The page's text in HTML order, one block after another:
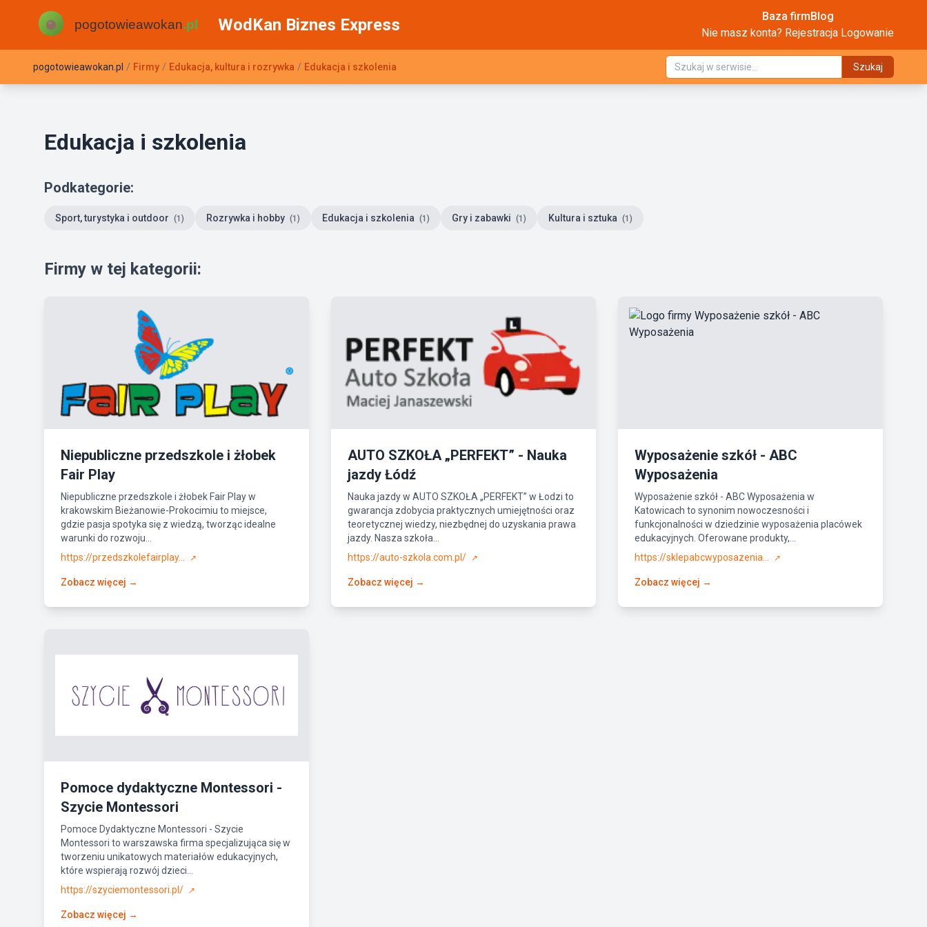
WodKan Biznes Express Baza firmBlog
Nie masz konta? Rejestracja Logowanie
pogotowieawokan.pl / Firmy / Edukacja, kultura i rozrywka / Edukacja i szkolenia Szukaj
Edukacja i szkolenia
Podkategorie:
Sport, turystyka i outdoor (1) Rozrywka i hobby (1) Edukacja i szkolenia (1) Gry i zabawki (1) Kultura i sztuka (1)
Firmy w tej kategorii:
Niepubliczne przedszkole i żłobek
Fair Play
Niepubliczne przedszkole i żłobek Fair Play w
krakowskim Bieżanowie-Prokocimiu to miejsce,
gdzie pasja spotyka się z wiedzą, tworząc idealne
warunki do rozwoju...
https://przedszkolefairplay...
↗
Zobacz więcej →
AUTO SZKOŁA „PERFEKT” - Nauka
jazdy Łódź
Nauka jazdy w AUTO SZKOŁA „PERFEKT” w Łodzi to
gwarancja zdobycia praktycznych umiejętności oraz
teoretycznej wiedzy, niezbędnej do uzyskania prawa
jazdy. Nasza szkoła...
https://auto-szkola.com.pl/
↗
Zobacz więcej →
Wyposażenie szkół - ABC
Wyposażenia
Wyposażenie szkół - ABC Wyposażenia w
Katowicach to synonim nowoczesności i
funkcjonalności w dziedzinie wyposażenia placówek
edukacyjnych. Oferowane produkty,...
https://sklepabcwyposazenia...
↗
Zobacz więcej →
Pomoce dydaktyczne Montessori -
Szycie Montessori
Pomoce Dydaktyczne Montessori - Szycie
Montessori to warszawska firma specjalizująca się w
tworzeniu unikatowych materiałów edukacyjnych,
które wspierają rozwój dzieci...
https://szyciemontessori.pl/
↗
Zobacz więcej →